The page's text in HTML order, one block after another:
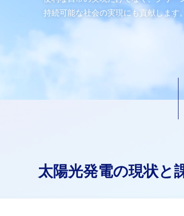
持続可能な社会の実現にも貢献します。
太陽光発電の現状と